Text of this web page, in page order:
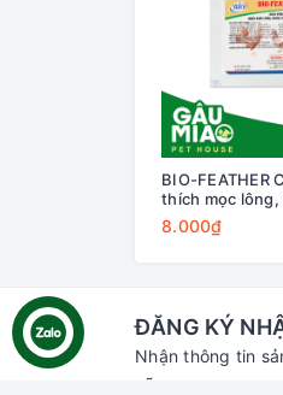
BIO-FEATHER
thích mọc lông,
8.000₫
ĐĂNG KÝ
Nhận thông tin
nữa.